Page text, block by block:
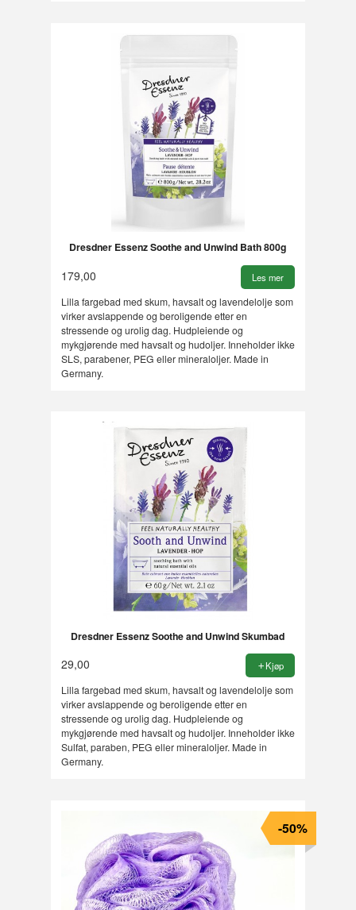
Dresdner Essenz Soothe and Unwind Bath 800g
179,00 Les mer
Lilla fargebad med skum, havsalt og lavendelolje som
virker avslappende og beroligende etter en
stressende og urolig dag. Hudpleiende og
mykgjørende med havsalt og hudoljer. Inneholder ikke
SLS, parabener, PEG eller mineraloljer. Made in
Germany.
Dresdner Essenz Soothe and Unwind Skumbad
29,00 Kjøp
Lilla fargebad med skum, havsalt og lavendelolje som
virker avslappende og beroligende etter en
stressende og urolig dag. Hudpleiende og
mykgjørende med havsalt og hudoljer. Inneholder ikke
Sulfat, paraben, PEG eller mineraloljer. Made in
Germany.
-50%